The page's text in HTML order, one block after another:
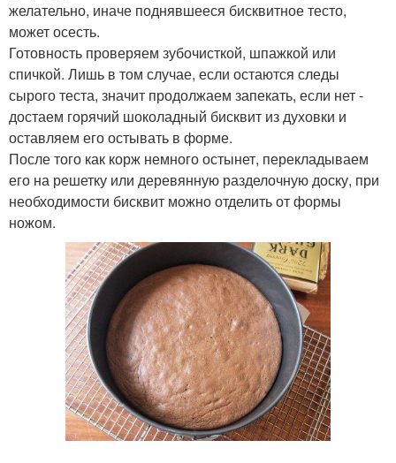
желательно, иначе поднявшееся бисквитное тесто,
может осесть.
Готовность проверяем зубочисткой, шпажкой или
спичкой. Лишь в том случае, если остаются следы
сырого теста, значит продолжаем запекать, если нет -
достаем горячий шоколадный бисквит из духовки и
оставляем его остывать в форме.
После того как корж немного остынет, перекладываем
его на решетку или деревянную разделочную доску, при
необходимости бисквит можно отделить от формы
ножом.